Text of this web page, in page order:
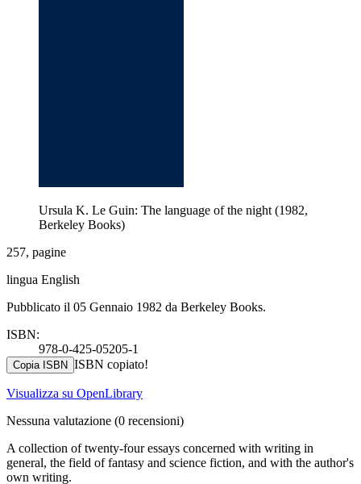
Ursula K. Le Guin: The language of the night (1982,
Berkeley Books)
257, pagine
lingua English
Pubblicato il 05 Gennaio 1982 da Berkeley Books.
ISBN:
978-0-425-05205-1
Copia ISBN ISBN copiato!
Visualizza su OpenLibrary
Nessuna valutazione (0 recensioni)
A collection of twenty-four essays concerned with writing in
general, the field of fantasy and science fiction, and with the author's
own writing.